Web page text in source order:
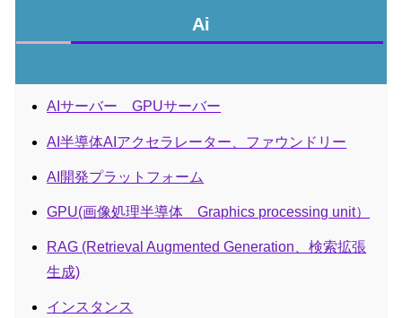
Ai
AIサーバー GPUサーバー
AI半導体AIアクセラレーター、ファウンドリー
AI開発プラットフォーム
GPU(画像処理半導体 Graphics processing unit）
RAG (Retrieval Augmented Generation、検索拡張
生成)
インスタンス